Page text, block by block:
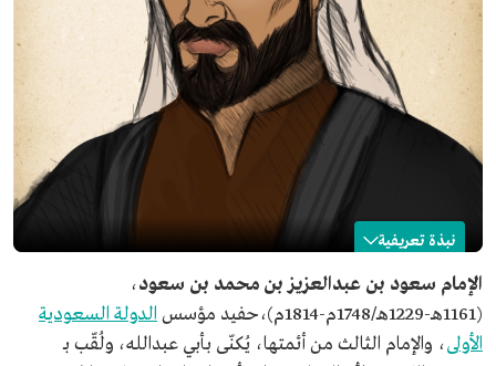
نبذة تعريفية
سعود بن عبدالعزيز بن محمد بن سعود
الاسم
الإمام سعود بن عبدالعزيز بن محمد بن سعود.
المنصب
ثالث أئمة الدولة السعودية الأولى.
الإمام سعود بن عبدالعزيز بن محمد بن سعود،
(1161هـ-1229هـ/1748م-1814م)،حفيد مؤسس
الدولة السعودية
الأولى، والإمام الثالث من أئمتها، يُكنّى بأبي عبدالله، ولُقّب بـ